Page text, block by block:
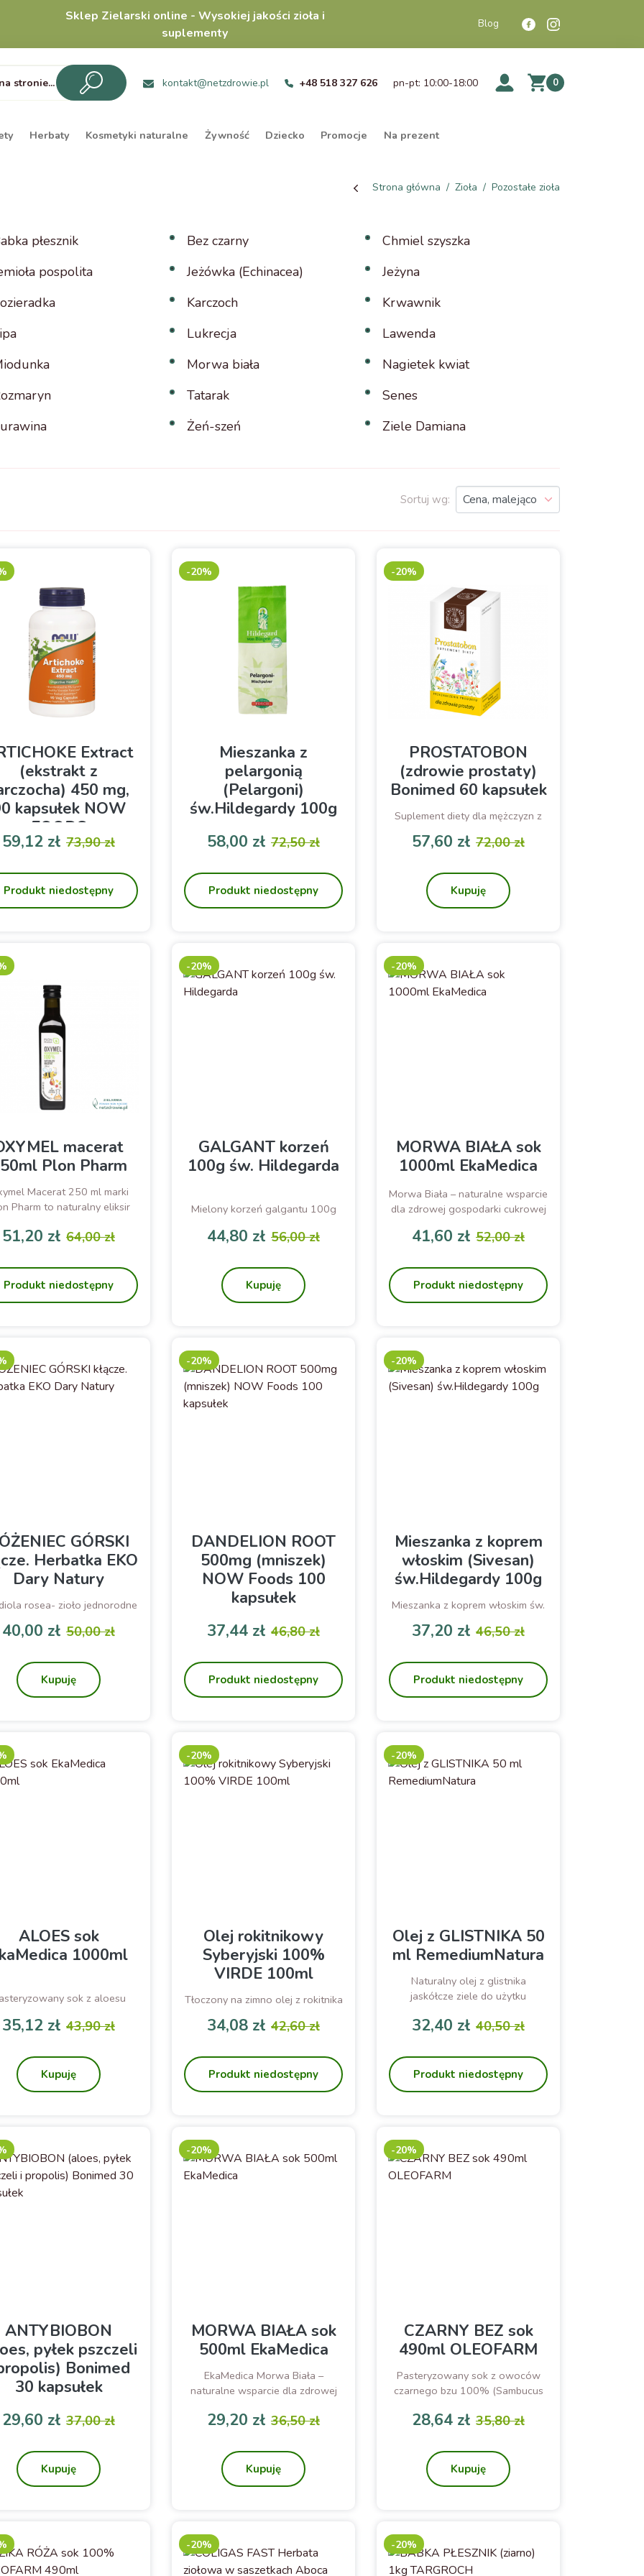
Sklep Zielarski online - Wysokiej jakości zioła i
suplementy
Blog
kontakt@netzdrowie.pl +48 518 327 626 pn-pt: 10:00-18:00 0
Herbaty Kosmetyki naturalne Żywność Dziecko Promocje Na prezent
Strona główna Zioła Pozostałe zioła
płesznik Bez czarny
Chmiel szyszka
pospolita Jeżówka (Echinacea)
Jeżyna
Karczoch
Krwawnik
Lukrecja
Lawenda
Morwa biała
Nagietek kwiat
Tatarak
Senes
Żeń-szeń Ziele Damiana
Sortuj wg:
Extract
(ekstrakt z
450 mg,
kapsułek NOW
FOODS
Karczoch- wsparcie układu
59,12 zł 73,90 zł
Produkt niedostępny
Mieszanka z
pelargonią
(Pelargoni)
św.Hildegardy 100g
Mieszanka z pelargonią św.
Hildegardy
58,00 zł 72,50 zł
Produkt niedostępny
-20%
PROSTATOBON
(zdrowie prostaty)
Bonimed 60 kapsułek
Suplement diety dla mężczyzn z
57,60 zł 72,00 zł
Kupuję
-20%
macerat
Plon Pharm
Macerat 250 ml marki
Pharm to naturalny eliksir
poprawia trawienie i
Dzięki połączeniu
miodu, octu i macerowanych
jest to doskonały wybór
51,20 zł 64,00 zł
Produkt niedostępny
GALGANT korzeń
100g św. Hildegarda
Mielony korzeń galgantu 100g
44,80 zł 56,00 zł
Kupuję
-20%
MORWA BIAŁA sok
1000ml EkaMedica
Morwa Biała – naturalne wsparcie
dla zdrowej gospodarki cukrowej
41,60 zł 52,00 zł
Produkt niedostępny
-20%
GÓRSKI
Herbatka EKO
Dary Natury
rosea- zioło jednorodne
40,00 zł 50,00 zł
Kupuję
DANDELION ROOT
500mg (mniszek)
NOW Foods 100
kapsułek
Ekstrakt z korzenia mniszka
pospolitego (Taraxacum
37,44 zł 46,80 zł
Produkt niedostępny
-20%
Mieszanka z koprem
włoskim (Sivesan)
św.Hildegardy 100g
Mieszanka z koprem włoskim św.
37,20 zł 46,50 zł
Produkt niedostępny
-20%
ALOES sok
1000ml
sok z aloesu
35,12 zł 43,90 zł
Kupuję
Olej rokitnikowy
Syberyjski 100%
VIRDE 100ml
Tłoczony na zimno olej z rokitnika
karetonoidów. 100ml
34,08 zł 42,60 zł
Produkt niedostępny
-20%
Olej z GLISTNIKA 50
ml RemediumNatura
Naturalny olej z glistnika
jaskółcze ziele do użytku
32,40 zł 40,50 zł
Produkt niedostępny
-20%
ANTYBIOBON
pyłek pszczeli
Bonimed
30 kapsułek
to suplement diety
marki BONIMED, który został
immunostymulacji.
29,60 zł 37,00 zł
Kupuję
MORWA BIAŁA sok
500ml EkaMedica
EkaMedica Morwa Biała –
naturalne wsparcie dla zdrowej
29,20 zł 36,50 zł
Kupuję
-20%
CZARNY BEZ sok
490ml OLEOFARM
Pasteryzowany sok z owoców
czarnego bzu 100% (Sambucus
28,64 zł 35,80 zł
Kupuję
-20%
-20% -20%